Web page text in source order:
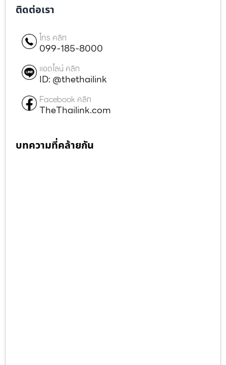
ติดต่อเรา
โทร คลิก
099-185-8000
แอดไลน์ คลิก
ID: @thethailink
Facebook คลิก
TheThailink.com
บทความที่คล้ายกัน